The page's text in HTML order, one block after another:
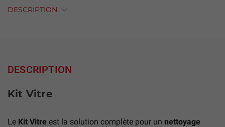
DESCRIPTION
DESCRIPTION
Kit Vitre
Le Kit Vitre est la solution complète pour un nettoyage